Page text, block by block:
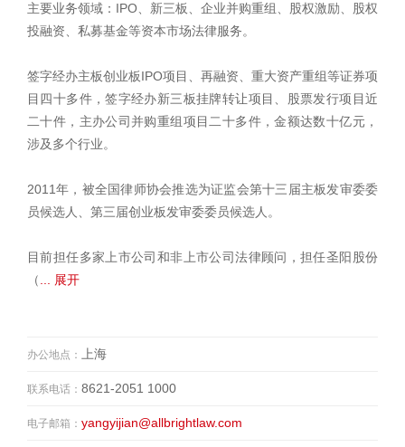
主要业务领域：IPO、新三板、企业并购重组、股权激励、股权
投融资、私募基金等资本市场法律服务。
签字经办主板创业板IPO项目、再融资、重大资产重组等证券项
目四十多件，签字经办新三板挂牌转让项目、股票发行项目近
二十件，主办公司并购重组项目二十多件，金额达数十亿元，
涉及多个行业。
2011年，被全国律师协会推选为证监会第十三届主板发审委委
员候选人、第三届创业板发审委委员候选人。
目前担任多家上市公司和非上市公司法律顾问，担任圣阳股份
（
... 展开
办公地点： 上海
联系电话： 8621-2051 1000
电子邮箱： yangyijian@allbrightlaw.com